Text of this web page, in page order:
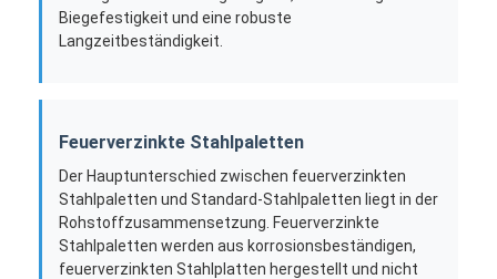
Über uns
Kontaktieren Sie uns
Neuigkeiten
Rechtssachen
Biegefestigkeit und eine robuste
Langzeitbeständigkeit.
Feuerverzinkte Stahlpaletten
Der Hauptunterschied zwischen feuerverzinkten
Stahlpaletten und Standard-Stahlpaletten liegt in der
Rohstoffzusammensetzung. Feuerverzinkte
Stahlpaletten werden aus korrosionsbeständigen,
feuerverzinkten Stahlplatten hergestellt und nicht